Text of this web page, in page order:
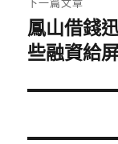
下
一
文
鳳山借錢
些融資給